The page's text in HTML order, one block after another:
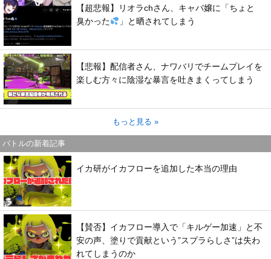
【超悲報】リオラchさん、キャバ嬢に「ちょと
臭かった
」と晒されてしまう
【悲報】配信者さん、ナワバリでチームプレイを
楽しむ方々に陰湿な暴言を吐きまくってしまう
もっと見る »
バトルの新着記事
イカ研がイカフローを追加した本当の理由
【賛否】イカフロー導入で「キルゲー加速」と不
安の声、塗りで貢献という”スプラらしさ”は失わ
れてしまうのか